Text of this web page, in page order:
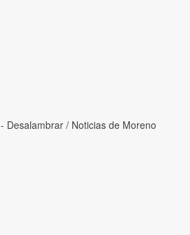
- Desalambrar / Noticias de Moreno